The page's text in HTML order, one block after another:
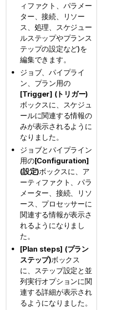
ィファクト、パラメー
ター、接続、リソー
ス、処理、スケジュー
ルステップやプランス
テップの設定など)を
編集できます。
ジョブ、パイプライ
ン、プラン用の
[Trigger] (トリガー)
ボックスに、スケジュ
ールに関連する情報の
みが表示されるように
なりました。
ジョブとパイプライン
用の[Configuration]
(設定)ボックスに、ア
ーティファクト、パラ
メーター、接続、リソ
ース、プロセッサーに
関連する情報が表示さ
れるようになりまし
た。
[Plan steps] (プラン
ステップ)ボックス
に、ステップ設定と並
列実行オプションに関
連する詳細が表示され
るようになりました。